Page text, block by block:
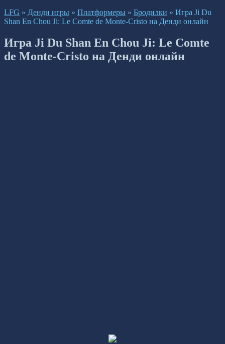
LFG » Денди игры » Платформеры » Бродилки » Игра Ji Du
Shan En Chou Ji: Le Comte de Monte-Cristo на Денди онлайн
Игра Ji Du Shan En Chou Ji: Le Comte
de Monte-Cristo на Денди онлайн